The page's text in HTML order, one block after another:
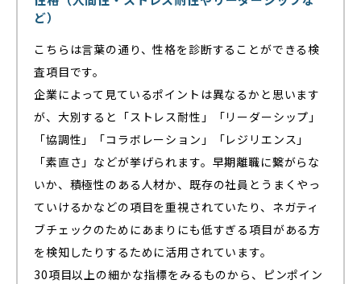
ど）
こちらは言葉の通り、性格を診断することができる検
査項目です。
企業によって見ているポイントは異なるかと思います
が、大別すると「ストレス耐性」「リーダーシップ」
「協調性」「コラボレーション」「レジリエンス」
「素直さ」などが挙げられます。早期離職に繋がらな
いか、積極性のある人材か、既存の社員とうまくやっ
ていけるかなどの項目を重視されていたり、ネガティ
ブチェックのためにあまりにも低すぎる項目がある方
を検知したりするために活用されています。
30項目以上の細かな指標をみるものから、ピンポイン